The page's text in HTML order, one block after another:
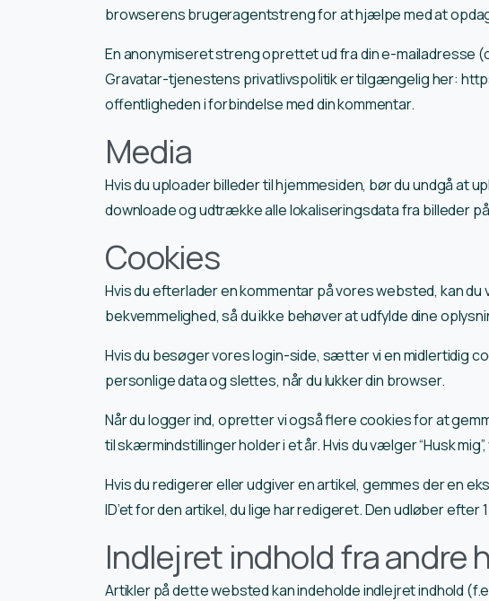
browserens brugeragentstreng for at hjælpe med at
En anonymiseret streng oprettet ud fra din e-mailadresse
Gravatar-tjenestens privatlivspolitik er tilgængelig her:
offentligheden i forbindelse med din kommentar.
Media
Hvis du uploader billeder til hjemmesiden, bør du undgå at
downloade og udtrække alle lokaliseringsdata fra billeder
Cookies
Hvis du efterlader en kommentar på vores websted, kan
bekvemmelighed, så du ikke behøver at udfylde dine
Hvis du besøger vores login-side, sætter vi en midlertidig
personlige data og slettes, når du lukker din browser.
Når du logger ind, opretter vi også flere cookies for at
til skærmindstillinger holder i et år. Hvis du vælger “Husk
Hvis du redigerer eller udgiver en artikel, gemmes der en
ID’et for den artikel, du lige har redigeret. Den udløber efter
Indlejret indhold fra andre
Artikler på dette websted kan indeholde indlejret indhold